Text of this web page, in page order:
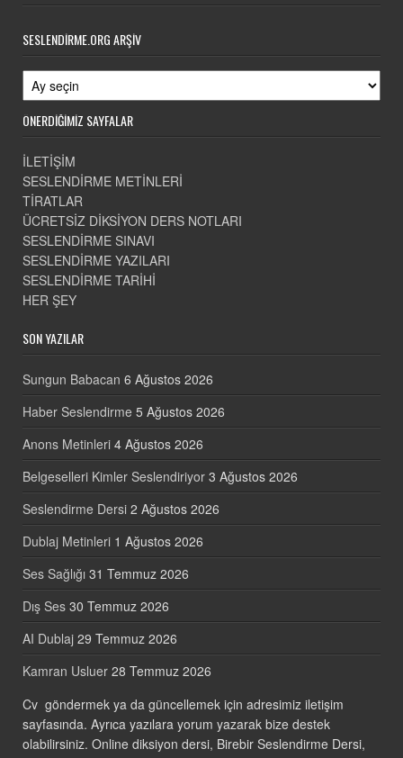
SESLENDIRME.ORG ARŞIV
Seslendirme.ORG Arşiv
ÖNERDİĞİMİZ SAYFALAR
İLETİŞİM
SESLENDİRME METİNLERİ
TİRATLAR
ÜCRETSİZ DİKSİYON DERS NOTLARI
SESLENDİRME SINAVI
SESLENDİRME YAZILARI
SESLENDİRME TARİHİ
HER ŞEY
SON YAZILAR
Sungun Babacan 6 Ağustos 2026
Haber Seslendirme 5 Ağustos 2026
Anons Metinleri 4 Ağustos 2026
Belgeselleri Kimler Seslendiriyor 3 Ağustos 2026
Seslendirme Dersi 2 Ağustos 2026
Dublaj Metinleri 1 Ağustos 2026
Ses Sağlığı 31 Temmuz 2026
Dış Ses 30 Temmuz 2026
AI Dublaj 29 Temmuz 2026
Kamran Usluer 28 Temmuz 2026
Cv göndermek ya da güncellemek için adresimiz iletişim
sayfasında. Ayrıca yazılara yorum yazarak bize destek
olabilirsiniz. Online diksiyon dersi, Birebir Seslendirme Dersi,